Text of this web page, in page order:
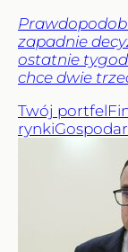
zapadnie
ostatnie
chce dwie
Twój portfel
rynki